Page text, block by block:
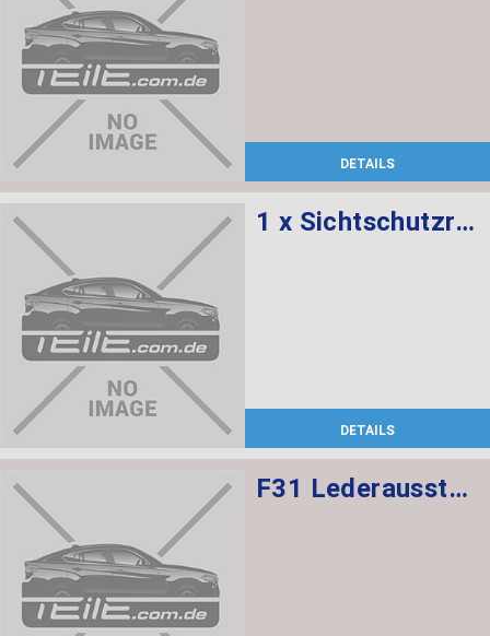
DETAILS
1 x Sichtschutzrollo, 1 x Netzrollo
DETAILS
F31 Lederausstattung, Sportsitze mit Sitzheizung vorne,